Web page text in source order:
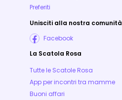
Preferiti
Unisciti alla nostra comunità
Facebook
La Scatola Rosa
Tutte le Scatole Rosa
App per incontri tra mamme
Buoni affari